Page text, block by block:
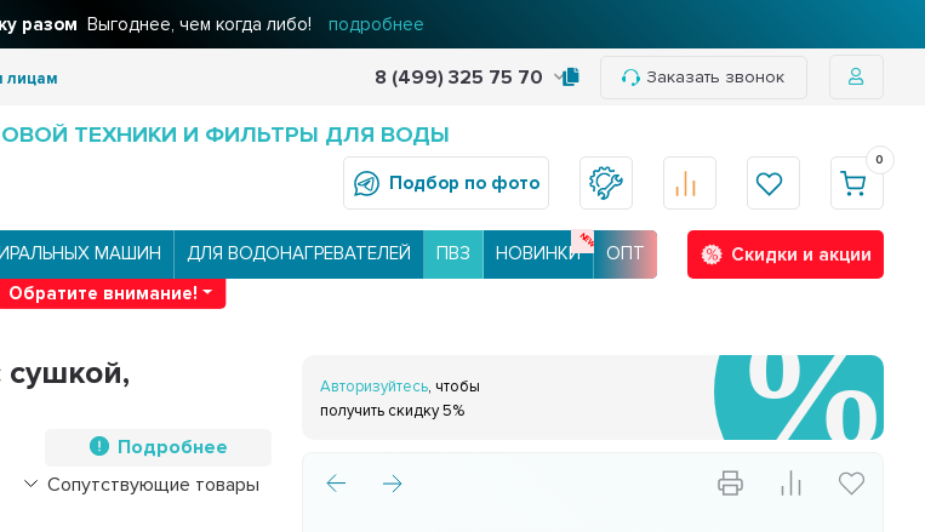
домаРешения для очистки воды подробнее
лицам 8 (499) 325 75 70 Заказать звонок
ТЕХНИКИ И ФИЛЬТРЫ ДЛЯ ВОДЫ
Подбор по фото
0
МАШИН ДЛЯ ВОДОНАГРЕВАТЕЛЕЙ ПВЗ НОВИНКИ ОПТ
Скидки и акции
Обратите внимание!
Подробнее
Сопутствующие товары
Авторизуйтесь, чтобы
получить скидку 5%